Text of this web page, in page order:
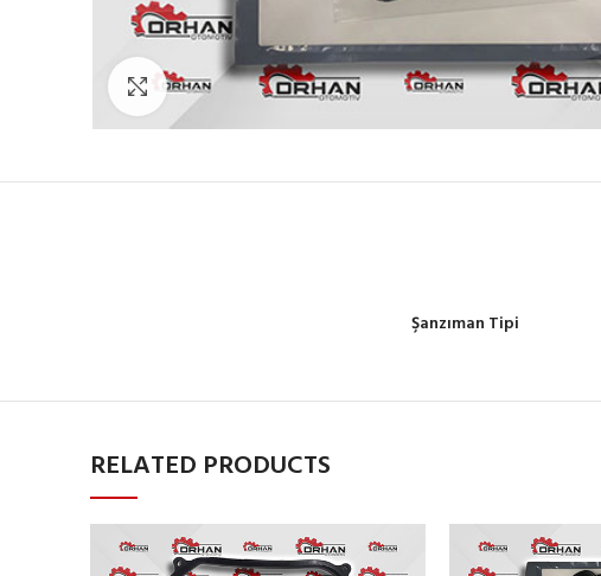
Büyütmek için tıklayın
Şanzıman Tipi
RELATED PRODUCTS